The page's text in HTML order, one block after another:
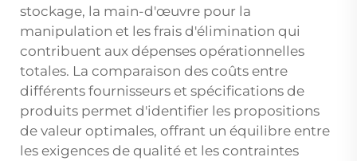
stockage, la main-d'œuvre pour la
manipulation et les frais d'élimination qui
contribuent aux dépenses opérationnelles
totales. La comparaison des coûts entre
différents fournisseurs et spécifications de
produits permet d'identifier les propositions
de valeur optimales, offrant un équilibre entre
les exigences de qualité et les contraintes